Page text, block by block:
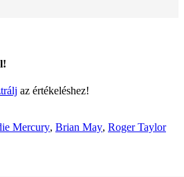
az értékeléshez!
Mercury, Brian May, Roger Taylor